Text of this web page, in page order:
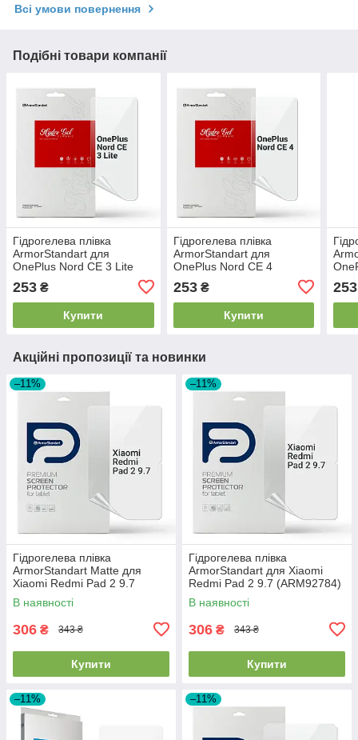
Всі умови повернення
Подібні товари компанії
Гідрогелева плівка
ArmorStandart для
OnePlus Nord CE 3 Lite
253 ₴
Купити
Гідрогелева плівка
ArmorStandart для
OnePlus Nord CE 4
253₴
Купити
253
Акційні пропозиції та новинки
–11%
Гідрогелева плівка
ArmorStandart Matte для
Xiaomi Redmi Pad 2 9.7
(ARM92787)
В наявності
306 ₴ 343 ₴
Купити
–11%
Гідрогелева плівка
ArmorStandart для Xiaomi
Redmi Pad 2 9.7 (ARM92784)
В наявності
306 ₴ 343 ₴
Купити
–11% –11%